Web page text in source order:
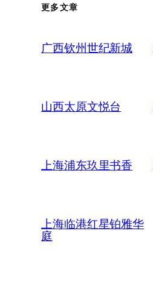
更多文章
广西钦州世纪新城
山西太原文悦台
上海浦东玖里书香
上海临港红星铂雅华
庭